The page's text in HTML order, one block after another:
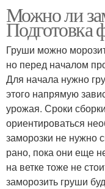
Можно ли
Подготовка
Груши можно
но перед началом
Для начала нужно
этого напрямую
урожая. Сроки
ориентироваться
заморозки не нужно
рано, пока они еще
на ветке тоже не
заморозить груши